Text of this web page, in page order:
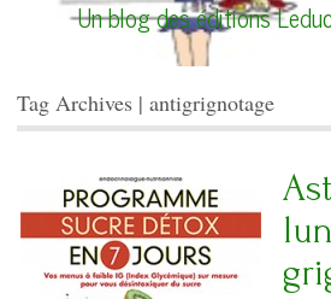
Un blog des éditions
Tag Archives | antigrignotage